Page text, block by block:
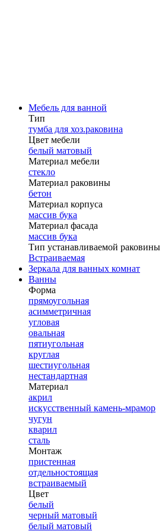
Мебель для ванной
Тип
тумба для хоз.раковина
Цвет мебели
белый матовый
Материал мебели
стекло
Материал раковины
бетон
Материал корпуса
массив бука
Материал фасада
массив бука
Тип устанавливаемой раковины
Встраиваемая
Зеркала для ванных комнат
Ванны
Форма
прямоугольная
асимметричная
угловая
овальная
пятиугольная
круглая
шестиугольная
нестандартная
Материал
акрил
искусственный камень-мрамор
чугун
кварил
сталь
Монтаж
пристенная
отдельностоящая
встраиваемый
Цвет
белый
черный матовый
белый матовый